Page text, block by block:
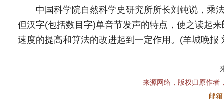
中国科学院自然科学史研究所所长刘钝说，乘法
但汉字(包括数目字)单音节发声的特点，使之读起
速度的提高和算法的改进起到一定作用。(羊城晚报
来源网络，版权归原作者
邮